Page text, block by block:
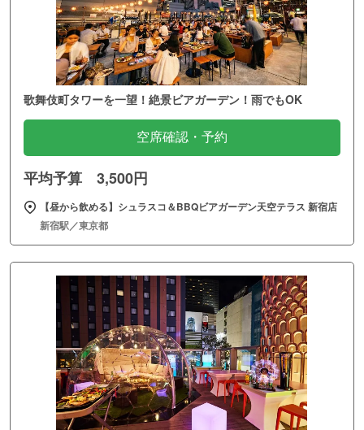
歌舞伎町タワーを一望！絶景ビアガーデン！雨でもOK
空席確認・予約
平均予算 3,500円
【昼から飲める】シュラスコ＆BBQビアガーデン天空テラス 新宿店
新宿駅／東京都